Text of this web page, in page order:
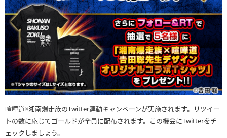
喧嘩道×湘南爆走族のTwitter連動キャンペーンが実施されます。リツイー
トの数に応じてゴールドが全員に配布されます。この機会にTwitterをチ
ェックしましょう。